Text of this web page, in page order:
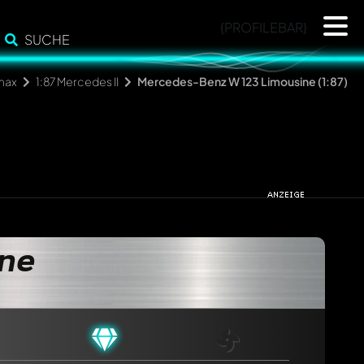
SUCHE
{PROFILEBAR}
1:87 Mercedes II Mercedes-Benz W 123 Limousine (1:87)
Sie werden dann automatisch darüber informiert.